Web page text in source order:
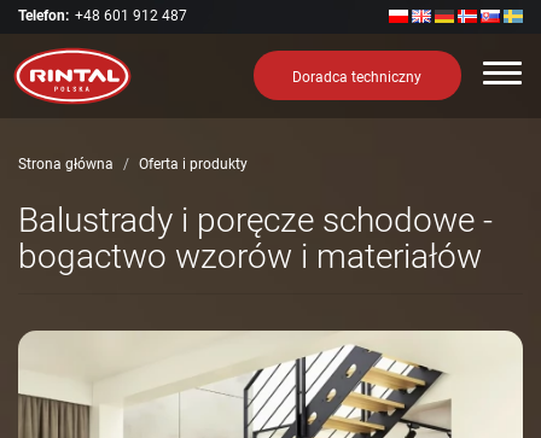
Telefon: +48 601 912 487
Doradca techniczny
Strona główna Oferta i produkty
Balustrady i poręcze schodowe -
bogactwo wzorów i materiałów